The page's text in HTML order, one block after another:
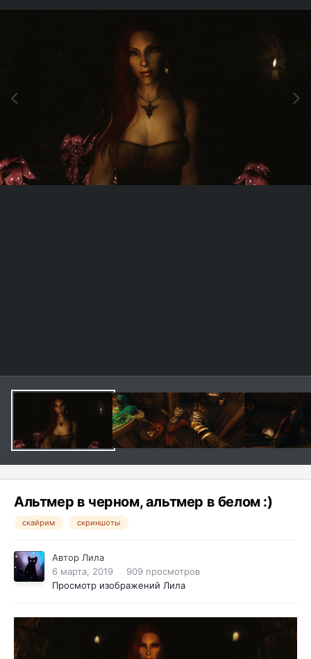
Альтмер в черном, альтмер в белом :)
скайрим скриншоты
Автор Лила
6 марта, 2019
909 просмотров
Просмотр изображений Лила